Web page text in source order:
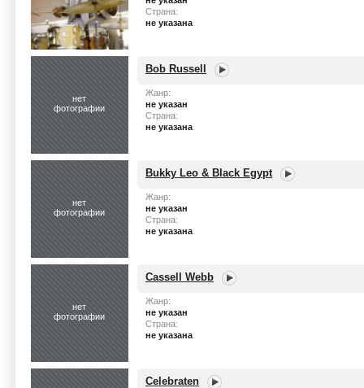
Страна:
не указана
нет
фотографии
Bob Russell
Жанр:
не указан
Страна:
не указана
нет
фотографии
Bukky Leo & Black Egypt
Жанр:
не указан
Страна:
не указана
нет
фотографии
Cassell Webb
Жанр:
не указан
Страна:
не указана
Celebraten